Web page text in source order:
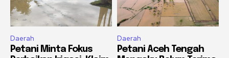
Daerah
Petani Minta Fokus
Daerah
Petani Aceh Tengah